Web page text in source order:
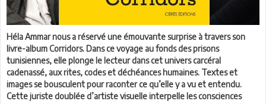
Héla Ammar nous a réservé une émouvante surprise à travers son
livre-album Corridors. Dans ce voyage au fonds des prisons
tunisiennes, elle plonge le lecteur dans cet univers carcéral
cadenassé, aux rites, codes et déchéances humaines. Textes et
images se bousculent pour raconter ce qu’elle y a vu et entendu.
Cette juriste doublée d’artiste visuelle interpelle les consciences